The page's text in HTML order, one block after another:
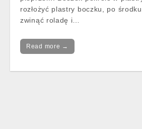
rozłożyć plastry boczku, po
zwinąć roladę i…
Read more →